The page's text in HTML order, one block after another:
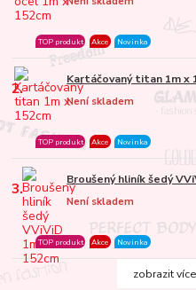
TOP produkt Akce Novinka
2. Kartáčovaný titan 1m x
Není skladem
TOP produkt Akce Novinka
3. Broušený hliník šedý
Není skladem
TOP produkt Akce Novinka
zobrazit